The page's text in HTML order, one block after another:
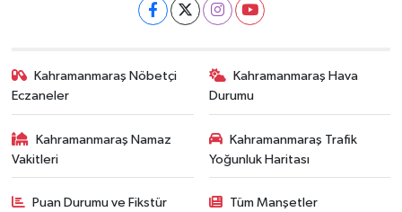
Kahramanmaraş Nöbetçi
Eczaneler
Kahramanmaraş Hava
Durumu
Kahramanmaraş Namaz
Vakitleri
Kahramanmaraş Trafik
Yoğunluk Haritası
Puan Durumu ve Fikstür Tüm Manşetler